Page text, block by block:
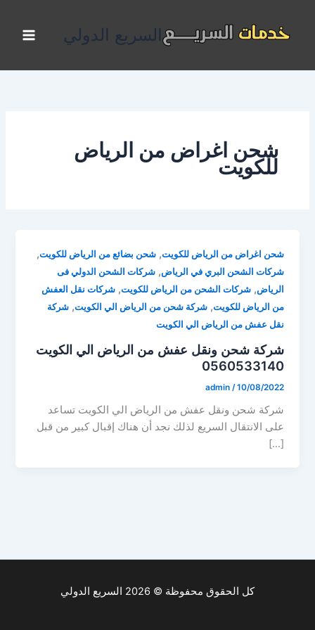
المحتوى
السريع الدولي
شحن اغراض من الرياض
للكويت
شحن اغراض من الرياض للكويت,شحن بضائع من الرياض للكويت,
شركات الشحن البري في الرياض,شركات الشحن الدولي فى
الرياض,شركات الشحن من الرياض للكويت,شركات نقل العفش
من الرياض للكويت,شركة شحن من الرياض الي الكويت,شركة
نقل عفش من الرياض الي الكويت
شركة شحن ونقل عفش من الرياض الي الكويت
0560533140
admin /10/08/2022
شركة شحن ونقل عفش من الرياض الي الكويت تساعد
على الانتقال السريع لذلك نجد أن هناك إقبال كبير من قبل
[…]
كل الحقوق محفوظة © 2026 السريع الدولي